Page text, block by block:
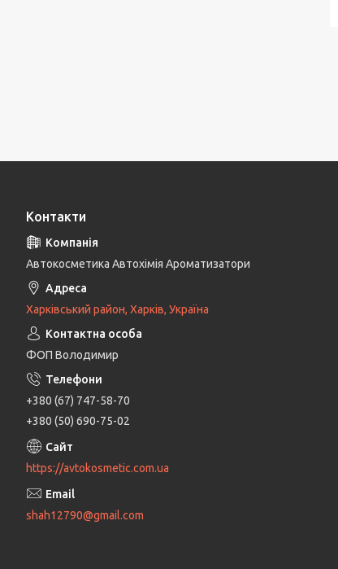
Контакти
Автокосметика Автохімія Ароматизатори
Харківський район, Харків, Україна
ФОП Володимир
+380 (67) 747-58-70
+380 (50) 690-75-02
https://avtokosmetic.com.ua
shah12790@gmail.com